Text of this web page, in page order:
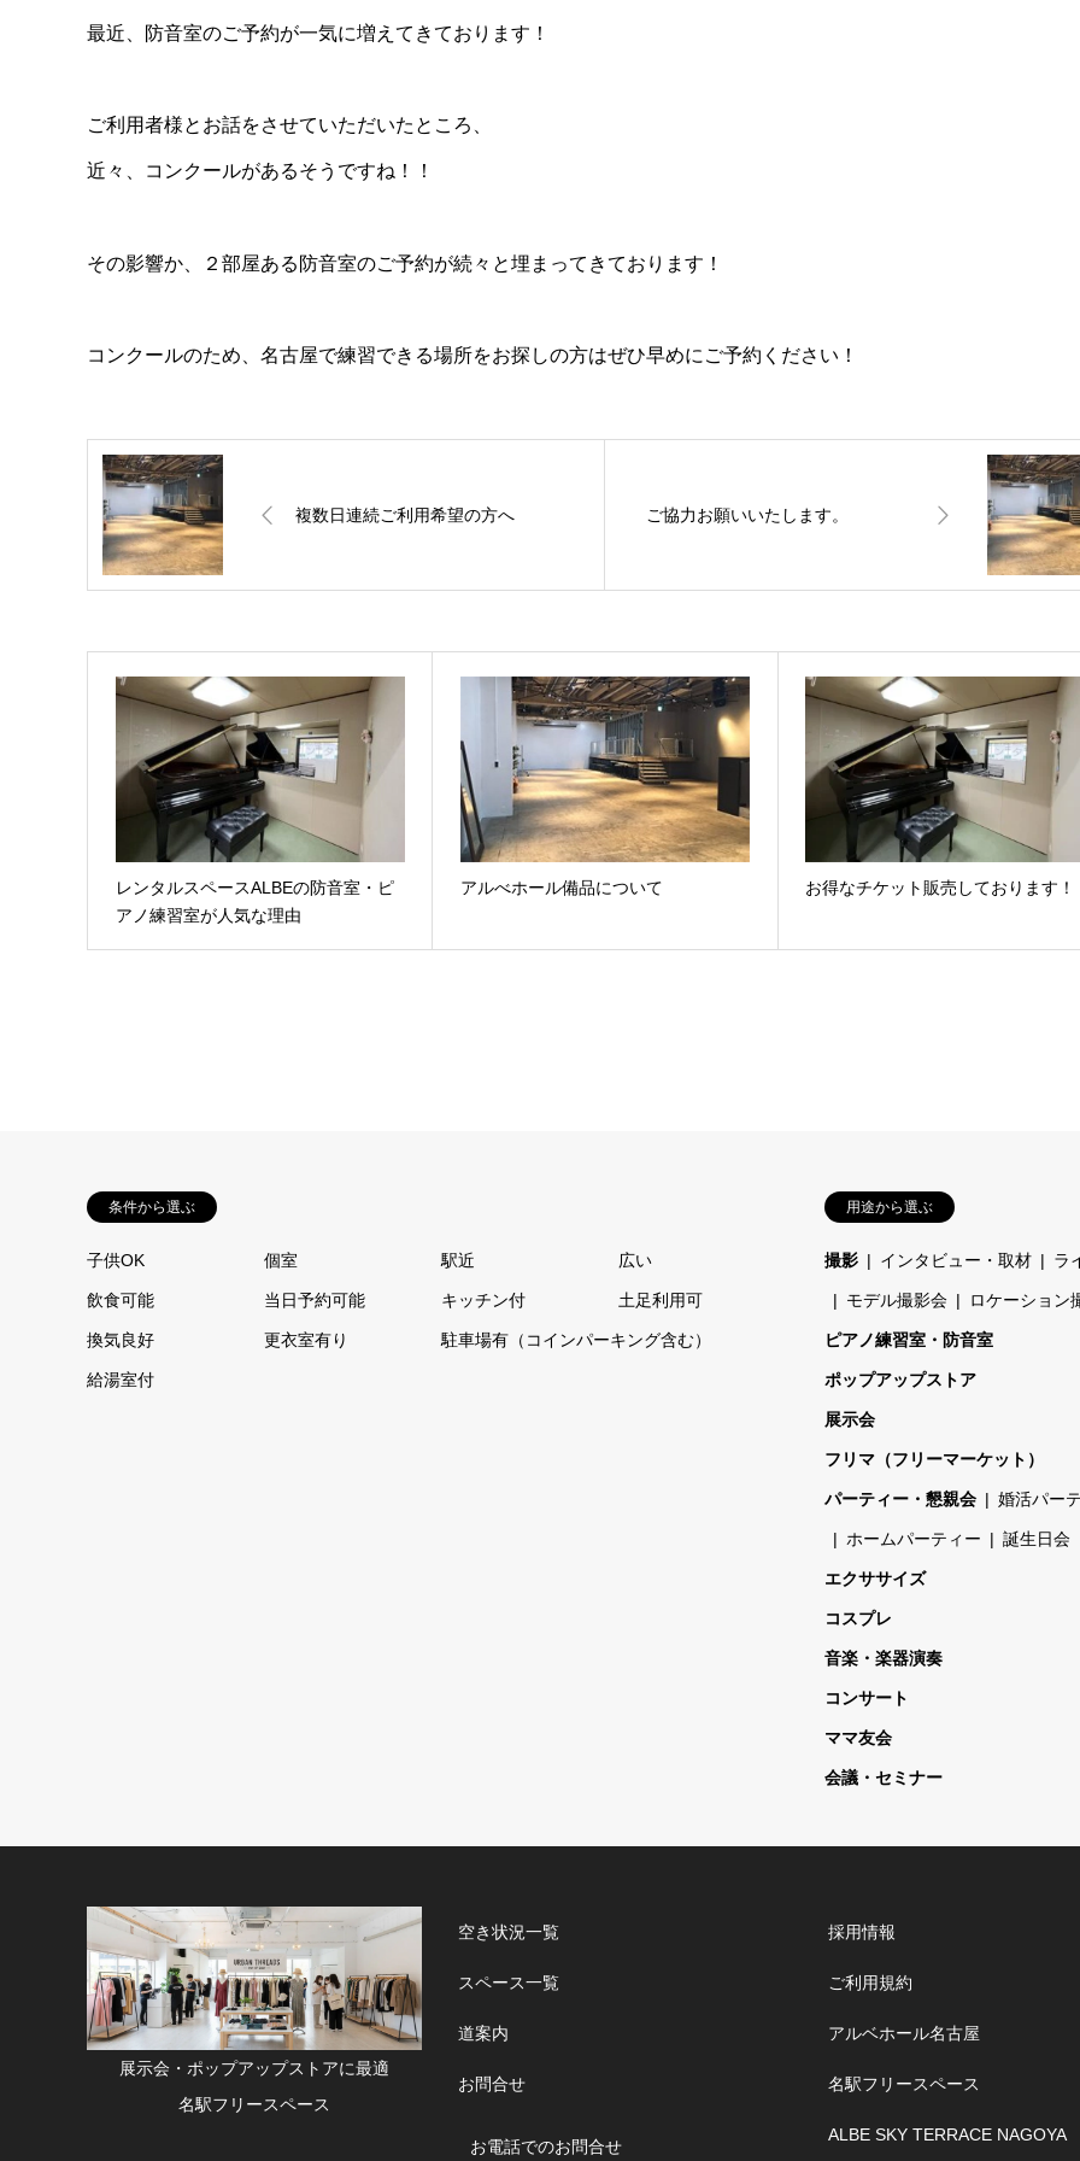
最近、防音室のご予約が一気に増えてきております！
ご利用者様とお話をさせていただいたところ、
近々、コンクールがあるそうですね！！
その影響か、２部屋ある防音室のご予約が続々と埋まってきております！
コンクールのため、名古屋で練習できる場所をお探しの方はぜひ早めにご予約ください！
複数日連続ご利用希望の方へ ご協力お願いいたします。
レンタルスペースALBEの防音室・ピ
アノ練習室が人気な理由
アルべホール備品について お得なチケット販売しております！
条件から選ぶ
子供OK 個室 駅近 広い
飲食可能 当日予約可能 キッチン付 土足利用可
換気良好 更衣室有り 駐車場有（コインパーキング含む）
給湯室付
用途から選ぶ
撮影 インタビュー・取材 ラ
モデル撮影会 ロケーション
ピアノ練習室・防音室
ポップアップストア
展示会
フリマ（フリーマーケット）
パーティー・懇親会 婚活パー
ホームパーティー 誕生日会
エクササイズ
コスプレ
音楽・楽器演奏
コンサート
ママ友会
会議・セミナー
展示会・ポップアップストアに最適
名駅フリースペース
空き状況一覧
スペース一覧
道案内
お問合せ
お電話でのお問合せ
採用情報
ご利用規約
アルベホール名古屋
名駅フリースペース
ALBE SKY TERRACE NAGOYA